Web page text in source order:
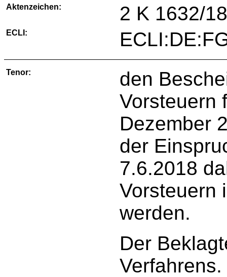
Aktenzeichen: 2 K 1632/
ECLI:
Tenor:
den
Vorsteuern
Dezember
der
7.6.2018
Vorsteuern
werden.
Der
Verfahrens.